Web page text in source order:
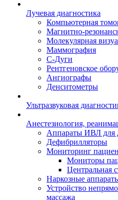
Лучевая диагностика
Компьютерная
Магнитно-
Молекулярная
Маммография
С-Дуги
Рентгеновское
Ангиографы
Денситометры
Ультразвуковая
Анестезиология,
Аппараты ИВЛ для
Дефибрилляторы
Мониторинг
Мониторы
Центральная
Наркозные
Устройство
массажа